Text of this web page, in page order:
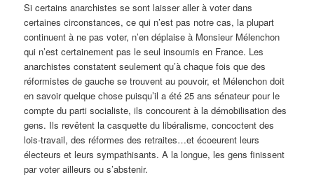
Si certains anarchistes se sont laisser aller à voter dans
certaines circonstances, ce qui n’est pas notre cas, la plupart
continuent à ne pas voter, n’en déplaise à Monsieur Mélenchon
qui n’est certainement pas le seul insoumis en France. Les
anarchistes constatent seulement qu’à chaque fois que des
réformistes de gauche se trouvent au pouvoir, et Mélenchon doit
en savoir quelque chose puisqu’il a été 25 ans sénateur pour le
compte du parti socialiste, ils concourent à la démobilisation des
gens. Ils revêtent la casquette du libéralisme, concoctent des
lois-travail, des réformes des retraites…et écoeurent leurs
électeurs et leurs sympathisants. A la longue, les gens finissent
par voter ailleurs ou s’abstenir.